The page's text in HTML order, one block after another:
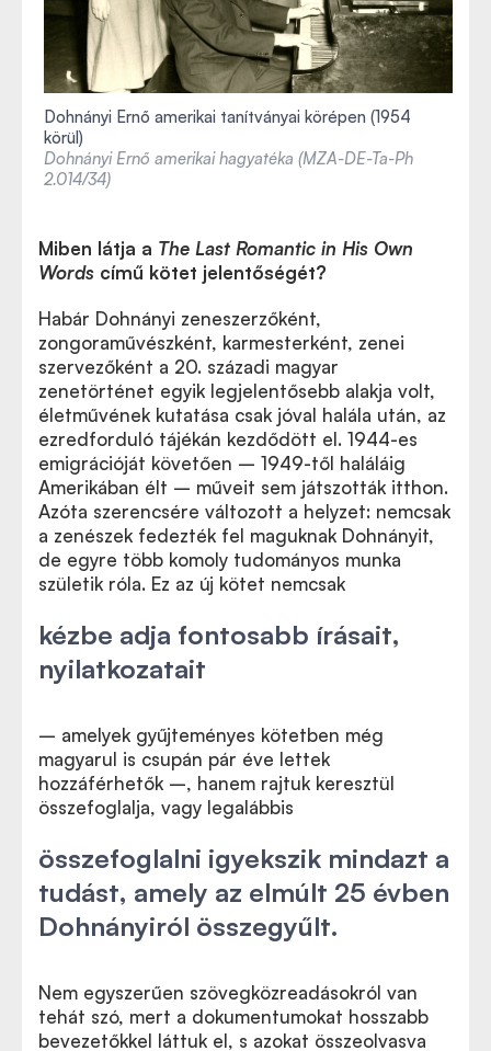
Dohnányi Ernő amerikai tanítványai körépen (1954
körül)
Dohnányi Ernő amerikai hagyatéka (MZA-DE-Ta-Ph
2.014/34)
Miben látja a The Last Romantic in His Own
Words című kötet jelentőségét?
Habár Dohnányi zeneszerzőként,
zongoraművészként, karmesterként, zenei
szervezőként a 20. századi magyar
zenetörténet egyik legjelentősebb alakja volt,
életművének kutatása csak jóval halála után, az
ezredforduló tájékán kezdődött el. 1944-es
emigrációját követően – 1949-től haláláig
Amerikában élt – műveit sem játszották itthon.
Azóta szerencsére változott a helyzet: nemcsak
a zenészek fedezték fel maguknak Dohnányit,
de egyre több komoly tudományos munka
születik róla. Ez az új kötet nemcsak
kézbe adja fontosabb írásait,
nyilatkozatait
– amelyek gyűjteményes kötetben még
magyarul is csupán pár éve lettek
hozzáférhetők –, hanem rajtuk keresztül
összefoglalja, vagy legalábbis
összefoglalni igyekszik mindazt a
tudást, amely az elmúlt 25 évben
Dohnányiról összegyűlt.
Nem egyszerűen szövegközreadásokról van
tehát szó, mert a dokumentumokat hosszabb
bevezetőkkel láttuk el, s azokat összeolvasva